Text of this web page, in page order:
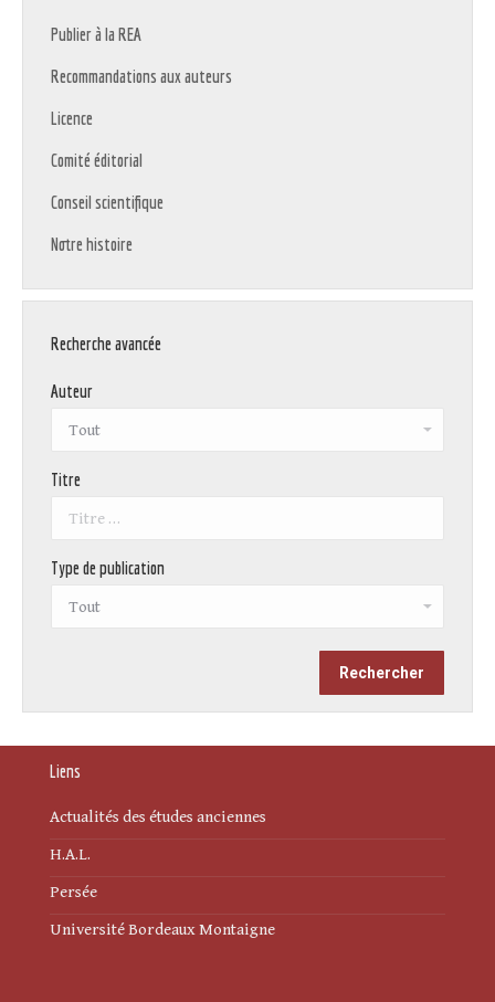
Publier à la REA
Recommandations aux auteurs
Licence
Comité éditorial
Conseil scientifique
Notre histoire
Recherche avancée
Auteur
Titre
Type de publication
Liens
Actualités des études anciennes
H.A.L.
Persée
Université Bordeaux Montaigne